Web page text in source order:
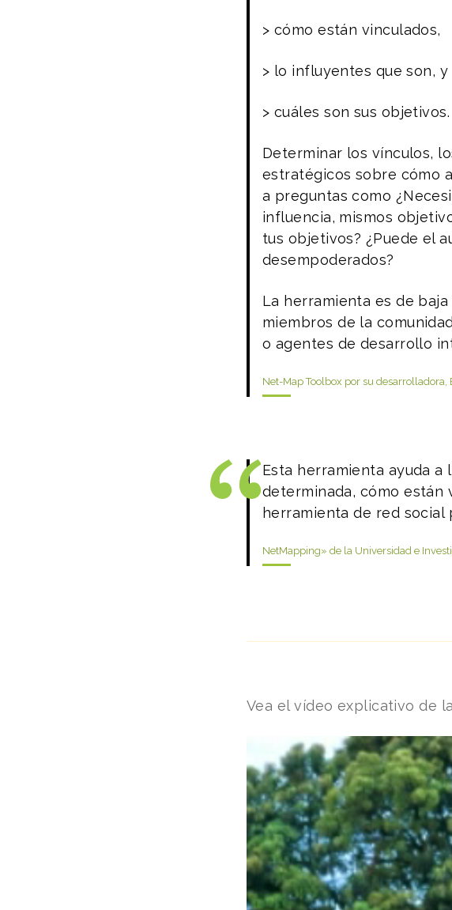
> cómo están vinculados,
> lo influyentes que son, y
> cuáles son sus objetivos.
Determinar los vínculos,
estratégicos sobre cómo
a preguntas como
influencia, mismos
tus objetivos? ¿Puede el
desempoderados?
La herramienta es de
miembros de la
o agentes de desarrollo
Net-Map Toolbox por su desarrolladora,
Esta herramienta ayuda
determinada, cómo están
herramienta de red social
NetMapping» de la Universidad e
Vea el vídeo explicativo de la